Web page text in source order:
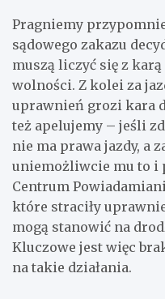
Pragniemy
sądowego zakazu
muszą liczyć się z
wolności. Z kolei za
uprawnień grozi kara
też apelujemy – jeśli
nie ma prawa jazdy, a
uniemożliwcie mu to i
Centrum
które straciły
mogą stanowić na
Kluczowe jest więc
na takie działania.